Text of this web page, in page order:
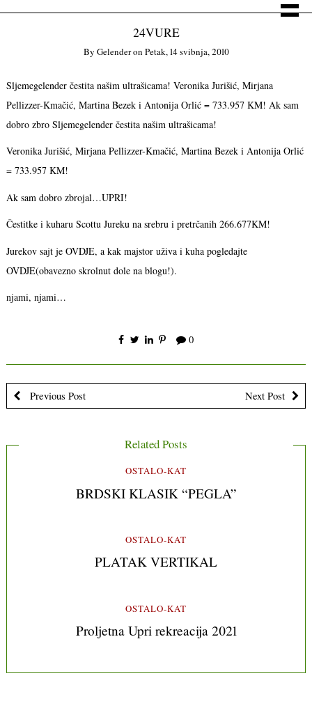
24VURE
By Gelenderon Petak, 14 svibnja, 2010
Sljemegelender čestita našim ultrašicama! Veronika Jurišić, Mirjana
Pellizzer-Kmačić, Martina Bezek i Antonija Orlić = 733.957 KM! Ak sam
dobro zbro Sljemegelender čestita našim ultrašicama!
Veronika Jurišić, Mirjana Pellizzer-Kmačić, Martina Bezek i Antonija Orlić
= 733.957 KM!
Ak sam dobro zbrojal…UPRI!
Čestitke i kuharu Scottu Jureku na srebru i pretrčanih 266.677KM!
Jurekov sajt je OVDJE, a kak majstor uživa i kuha pogledajte
OVDJE(obavezno skrolnut dole na blogu!).
njami, njami…
0
Previous Post Next Post
Related Posts
OSTALO-KAT
BRDSKI KLASIK “PEGLA”
OSTALO-KAT
PLATAK VERTIKAL
OSTALO-KAT
Proljetna Upri rekreacija 2021